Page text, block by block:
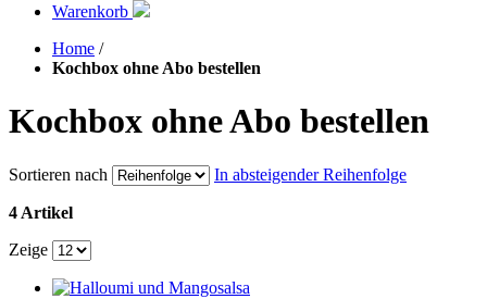
Warenkorb
Home /
Kochbox ohne Abo bestellen
Kochbox ohne Abo bestellen
Sortieren nach In absteigender Reihenfolge
4 Artikel
Zeige